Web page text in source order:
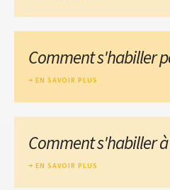
Comment s'habiller
EN SAVOIR PLUS
Comment s'habiller à
EN SAVOIR PLUS